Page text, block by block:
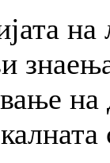
на
на